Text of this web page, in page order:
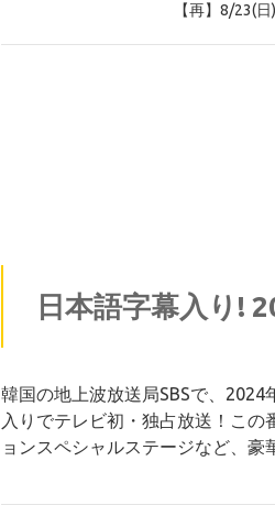
【再】8/23(
日本語字幕入り!
韓国の地上波放送局SBSで、
入りでテレビ初・独占放送！こ
ョンスペシャルステージなど、豪